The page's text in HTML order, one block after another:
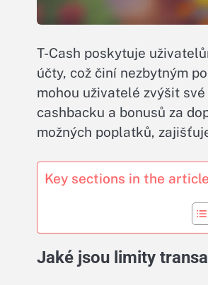
T-Cash poskytuje
účty, což činí nezbytným
mohou uživatelé zvýšit
cashbacku a bonusů za
možných poplatků,
Key sections in the
Jaké jsou limity